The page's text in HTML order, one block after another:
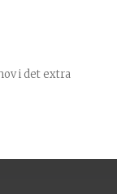
i det extra